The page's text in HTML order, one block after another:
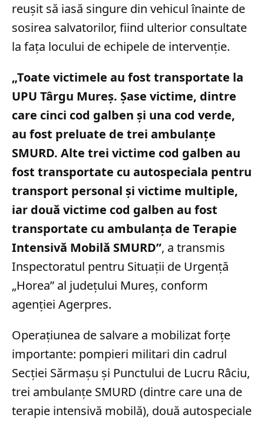
reușit să iasă singure din vehicul înainte de
sosirea salvatorilor, fiind ulterior consultate
la fața locului de echipele de intervenție.
„Toate victimele au fost transportate la
UPU Târgu Mureş. Şase victime, dintre
care cinci cod galben şi una cod verde,
au fost preluate de trei ambulanţe
SMURD. Alte trei victime cod galben au
fost transportate cu autospeciala pentru
transport personal şi victime multiple,
iar două victime cod galben au fost
transportate cu ambulanţa de Terapie
Intensivă Mobilă SMURD”, a transmis
Inspectoratul pentru Situaţii de Urgenţă
„Horea” al judeţului Mureş, conform
agenției Agerpres.
Operațiunea de salvare a mobilizat forțe
importante: pompieri militari din cadrul
Secției Sărmașu și Punctului de Lucru Râciu,
trei ambulanțe SMURD (dintre care una de
terapie intensivă mobilă), două autospeciale